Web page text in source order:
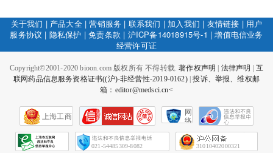
关于我们 | 产品大全|营销服务 | 联系我们 | 加入我们 | 友情链接 | 用户
服务协议 | 隐私保护 |免责条款 | 沪ICP备14018915号-1 |增值电信业务
经营许可证
Copyright©2001-2020 bioon.com 版权所有 不得转载.著作权声明 法律声明
互
联网药品信息服务资格证书((沪)-非经营性-2019-0162)|投诉、举报、维权邮
箱：editor@medsci.cn<
上海工商
网
络
会
征
021-54485309-8082 31010402000321